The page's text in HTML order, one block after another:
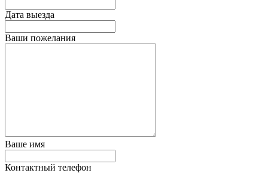
Дата выезда
Ваши пожелания
Ваше имя
Контактный телефон